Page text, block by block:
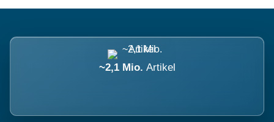
~2,1 Mio. Artikel